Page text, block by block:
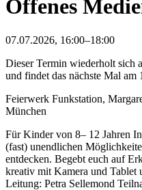
Offenes
07.07.2026, 16:00–18:00
Dieser Termin wiederholt sich
und findet das nächste Mal am
Feierwerk Funkstation,
München
Für Kinder von 8– 12 Jahren
(fast) unendlichen
entdecken. Begebt euch auf
kreativ mit Kamera und Tablet
Leitung: Petra Sellemond